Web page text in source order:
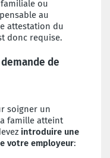
ou
au
attestation du
donc requise.
de
soigner un
famille atteint
introduire une
votre employeur: